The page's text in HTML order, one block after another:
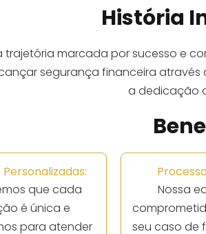
História
trajetória marcada por sucesso e
segurança financeira
a dedicação
Personalizadas:
que cada
é única e
para atender
Nossa
seu caso de